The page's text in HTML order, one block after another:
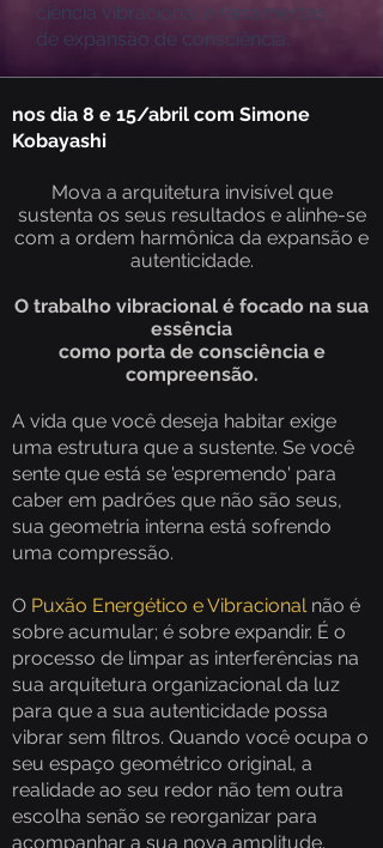
ciência vibracional e ferramentas
de expansão de consciência.
nos dia 8 e 15/abril com Simone
Kobayashi
Mova a arquitetura invisível que
sustenta os seus resultados e alinhe-se
com a ordem harmônica da expansão e
autenticidade.
O trabalho vibracional é focado na sua
essência
como porta de consciência e
compreensão.
A vida que você deseja habitar exige
uma estrutura que a sustente. Se você
sente que está se 'espremendo' para
caber em padrões que não são seus,
sua geometria interna está sofrendo
uma compressão.
O Puxão Energético e Vibracionalnão é
sobre acumular; é sobre expandir. É o
processo de limpar as interferências na
sua arquitetura organizacional da luz
para que a sua autenticidade possa
vibrar sem filtros. Quando você ocupa o
seu espaço geométrico original, a
realidade ao seu redor não tem outra
escolha senão se reorganizar para
acompanhar a sua nova amplitude.